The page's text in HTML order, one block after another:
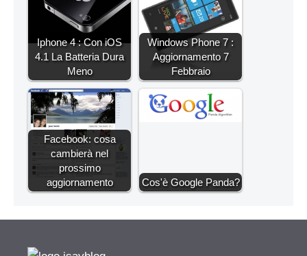
Iphone 4 : Con iOS
4.1 La Batteria Dura
Meno
Windows Phone 7 :
Aggiornamento 7
Febbraio
Facebook: cosa
cambierà nel
prossimo
aggiornamento
Cos'è Google Panda?